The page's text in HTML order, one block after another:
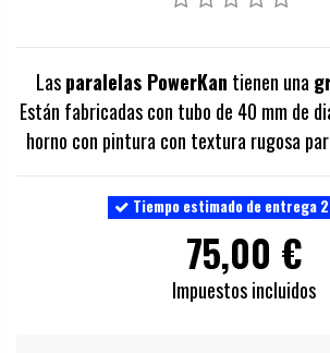
Lasparalelas PowerKan tienen una
Están fabricadas con tubo de 40 mm de
horno con pintura con textura rugosa
Tiempo estimado de entrega
75,00 €
Impuestos incluidos